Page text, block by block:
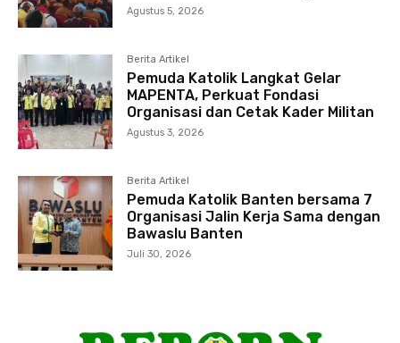
Agustus 5, 2026
Berita Artikel
Pemuda Katolik Langkat Gelar
MAPENTA, Perkuat Fondasi
Organisasi dan Cetak Kader Militan
Agustus 3, 2026
Berita Artikel
Pemuda Katolik Banten bersama 7
Organisasi Jalin Kerja Sama dengan
Bawaslu Banten
Juli 30, 2026